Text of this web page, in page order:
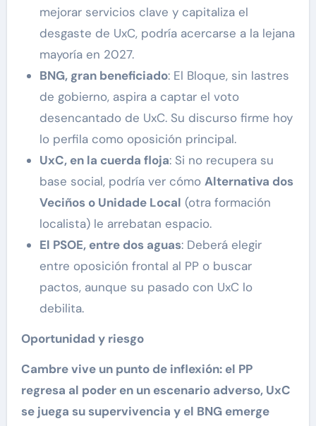
mejorar servicios clave y capitaliza el
desgaste de UxC, podría acercarse a la lejana
mayoría en 2027.
BNG, gran beneficiado: El Bloque, sin lastres
de gobierno, aspira a captar el voto
desencantado de UxC. Su discurso firme hoy
lo perfila como oposición principal.
UxC, en la cuerda floja: Si no recupera su
base social, podría ver cómo Alternativa dos
Veciños o Unidade Local (otra formación
localista) le arrebatan espacio.
El PSOE, entre dos aguas: Deberá elegir
entre oposición frontal al PP o buscar
pactos, aunque su pasado con UxC lo
debilita.
Oportunidad y riesgo
Cambre vive un punto de inflexión: el PP
regresa al poder en un escenario adverso, UxC
se juega su supervivencia y el BNG emerge